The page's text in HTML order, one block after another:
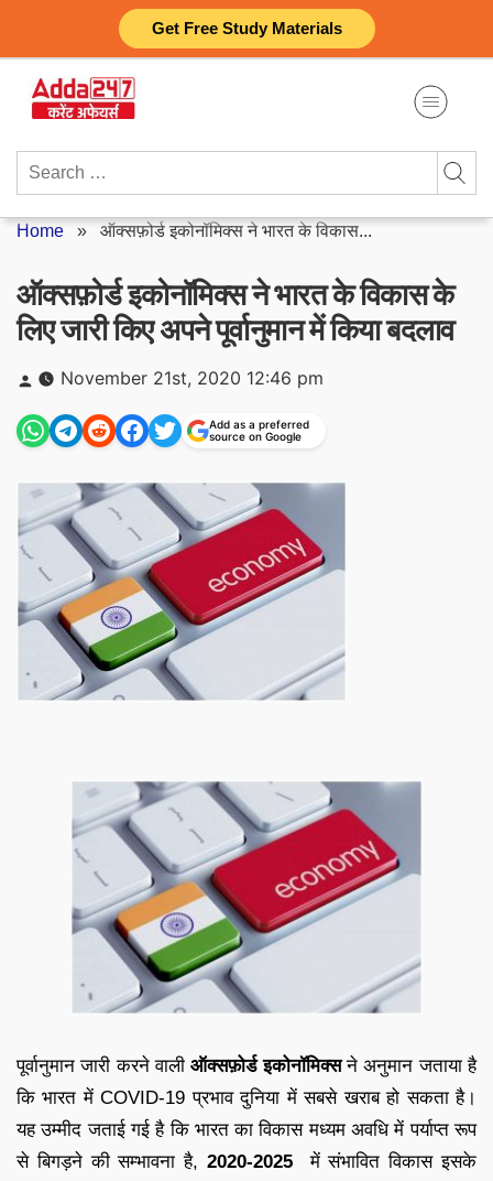
Get Free Study Materials
content
Search
Home » ऑक्सफ़ोर्ड इकोनॉमिक्स ने भारत के विकास...
ऑक्सफ़ोर्ड इकोनॉमिक्स ने भारत के विकास के
लिए जारी किए अपने पूर्वानुमान में किया बदलाव
Posted
by
November 21st, 2020 12:46 pm
Add as a preferred
source on Google
पूर्वानुमान जारी करने वालीऑक्सफ़ोर्ड इकोनॉमिक्सने अनुमान जताया है
कि भारत में COVID-19 प्रभाव दुनिया में सबसे खराब हो सकता है।
यह उम्मीद जताई गई है कि भारत का विकास मध्यम अवधि में पर्याप्त रूप
से बिगड़ने की सम्भावना है, 2020-2025 में संभावित विकास इसके